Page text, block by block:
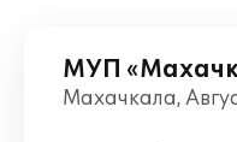
МУП
Махачкала,